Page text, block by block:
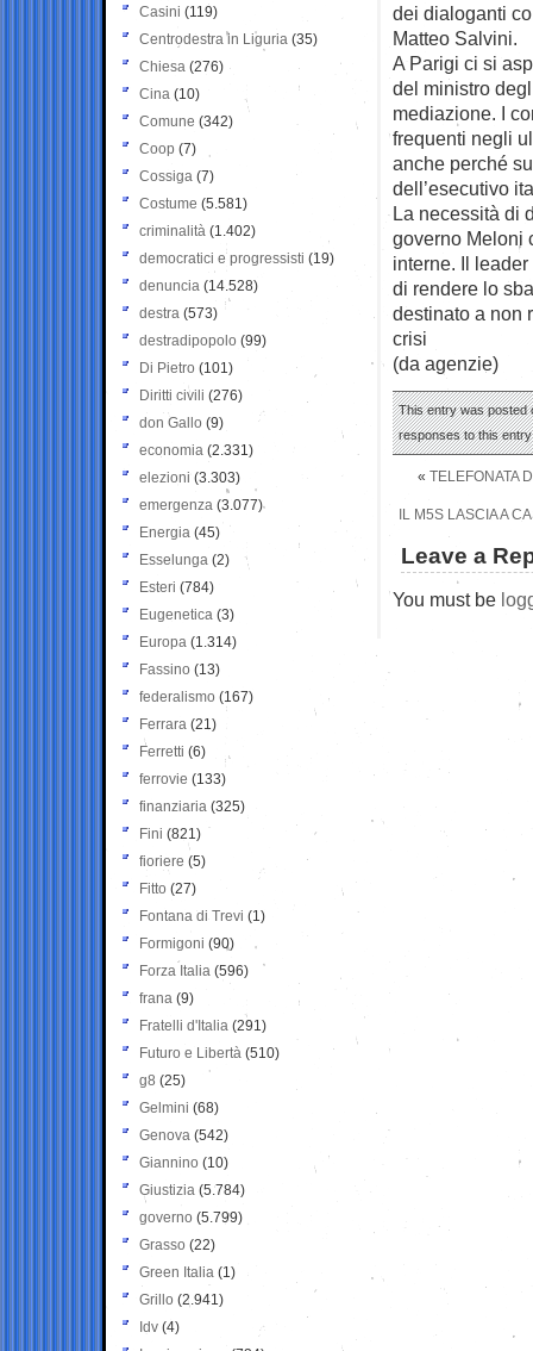
dei dialoganti
Matteo Salvini.
A Parigi ci si
del ministro
mediazione. I
frequenti negli
anche perché
dell’esecutivo
La necessità di
governo Meloni
interne. Il
di rendere lo
destinato a non
crisi
(da agenzie)
This entry was posted
responses to this
« TELEFONATA
IL M5S LASCIA A
Leave a
You must be
Casini (119)
Centrodestra in Liguria (35)
Chiesa (276)
Cina (10)
Comune (342)
Coop (7)
Cossiga (7)
Costume (5.581)
criminalità (1.402)
democratici e progressisti (19)
denuncia (14.528)
destra (573)
destradipopolo (99)
Di Pietro (101)
Diritti civili (276)
don Gallo (9)
economia (2.331)
elezioni (3.303)
emergenza (3.077)
Energia (45)
Esselunga (2)
Esteri (784)
Eugenetica (3)
Europa (1.314)
Fassino (13)
federalismo (167)
Ferrara (21)
Ferretti (6)
ferrovie (133)
finanziaria (325)
Fini (821)
fioriere (5)
Fitto (27)
Fontana di Trevi (1)
Formigoni (90)
Forza Italia (596)
frana (9)
Fratelli d'Italia (291)
Futuro e Libertà (510)
g8 (25)
Gelmini (68)
Genova (542)
Giannino (10)
Giustizia (5.784)
governo (5.799)
Grasso (22)
Green Italia (1)
Grillo (2.941)
Idv (4)